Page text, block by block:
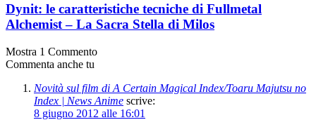
Dynit: le caratteristiche tecniche di Fullmetal
Alchemist – La Sacra Stella di Milos
Mostra 1 Commento
Commenta anche tu
Novità sul film di A Certain Magical Index/Toaru Majutsu no
Index | News Anime scrive:
8 giugno 2012 alle 16:01